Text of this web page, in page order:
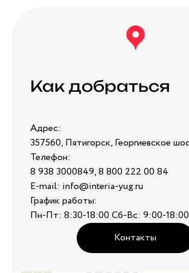
Как добраться
Адрес:
357560, Пятигорск, Георгиевское
Телефон:
8 938 3000849, 8 800 222 00 84
E-mail: info@interia-yug.ru
График работы:
Пн-Пт: 8:30-18:00 Сб-Вс: 9:00-18:00
Контакты